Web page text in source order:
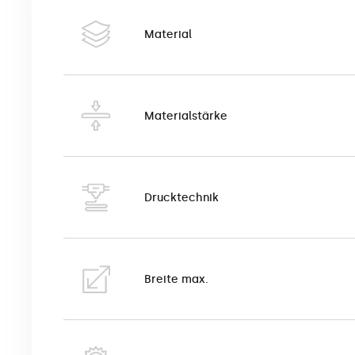
verschiedenen Festivals, Konzerten und
Polyestergewebes mit einer Netzstruktur und
Das Sound-Mesh wird in UV-Technologie auf ein
verbinden, wodurch man großflächige Werbung
Das Produkt hat das Brandschutzzertifikat der Klasse
Material
Materialstärke
Drucktechnik
Breite max.